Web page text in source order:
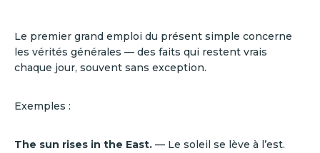
Le premier grand emploi du présent simple concerne
les vérités générales — des faits qui restent vrais
chaque jour, souvent sans exception.
Exemples :
The sun rises in the East. — Le soleil se lève à l’est.